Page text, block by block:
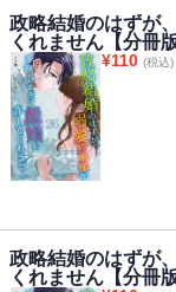
政略結婚のはずが
くれません【分冊
¥110 (税込)
政略結婚のはずが
くれません【分冊